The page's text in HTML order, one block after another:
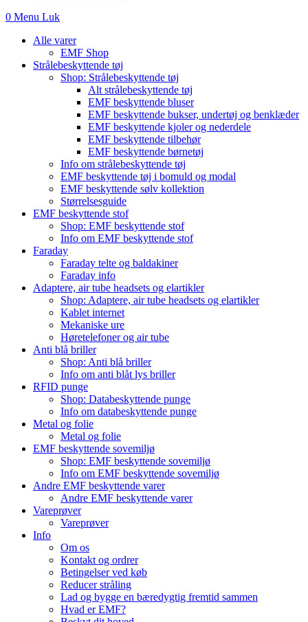
0 Menu Luk
Alle varer
EMF Shop
Strålebeskyttende tøj
Shop: Strålebeskyttende tøj
Alt strålebeskyttende tøj
EMF beskyttende bluser
EMF beskyttende bukser, undertøj og benklæder
EMF beskyttende kjoler og nederdele
EMF beskyttende tilbehør
EMF beskyttende børnetøj
Info om strålebeskyttende tøj
EMF beskyttende tøj i bomuld og modal
EMF beskyttende sølv kollektion
Størrelsesguide
EMF beskyttende stof
Shop: EMF beskyttende stof
Info om EMF beskyttende stof
Faraday
Faraday telte og baldakiner
Faraday info
Adaptere, air tube headsets og elartikler
Shop: Adaptere, air tube headsets og elartikler
Kablet internet
Mekaniske ure
Høretelefoner og air tube
Anti blå briller
Shop: Anti blå briller
Info om anti blåt lys briller
RFID punge
Shop: Databeskyttende punge
Info om databeskyttende punge
Metal og folie
Metal og folie
EMF beskyttende sovemiljø
Shop: EMF beskyttende sovemiljø
Info om EMF beskyttende sovemiljø
Andre EMF beskyttende varer
Andre EMF beskyttende varer
Vareprøver
Vareprøver
Info
Om os
Kontakt og ordrer
Betingelser ved køb
Reducer stråling
Lad og bygge en bæredygtig fremtid sammen
Hvad er EMF?